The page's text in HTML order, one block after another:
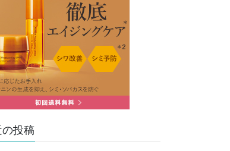
の投稿